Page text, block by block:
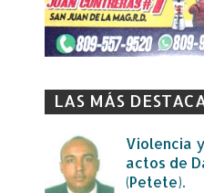
LAS MÁS
Violencia
actos de
(Petete).